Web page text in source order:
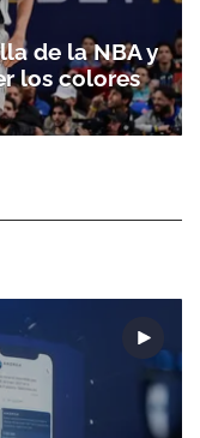
de la NBA y
los colores